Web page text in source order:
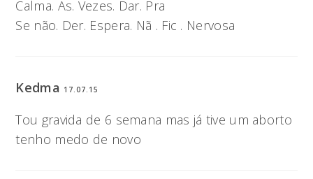
Calma. As. Vezes. Dar. Pra
Se não. Der. Espera. Nã . Fic . Nervosa
Kedma 17.07.15
Tou gravida de 6 semana mas já tive um aborto
tenho medo de novo